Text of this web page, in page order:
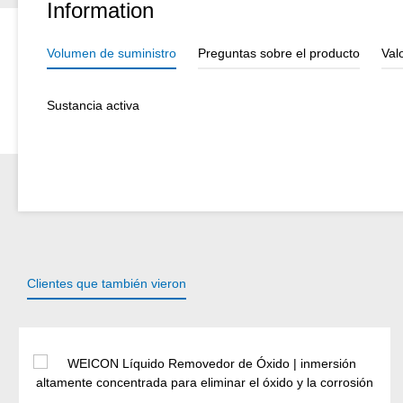
Information
Volumen de suministro Preguntas sobre el producto
Sustancia activa
Clientes que también vieron